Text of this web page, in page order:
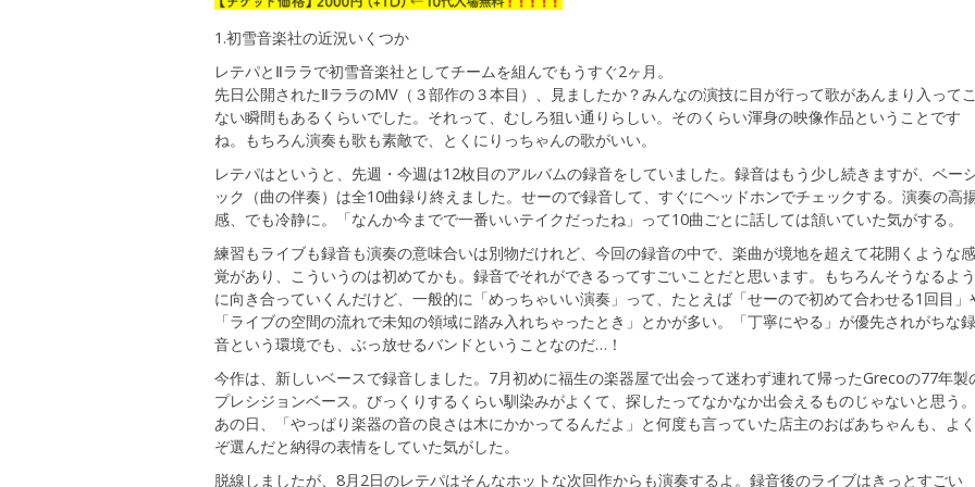
1.初雪音楽社の近況いくつか
レテパとⅡララで初雪音楽社としてチームを組んでもうすぐ2ヶ月。
先日公開されたⅡララのMV（３部作の３本目）、見ましたか？みんなの演技に目が行って歌があんまり入ってこ
ない瞬間もあるくらいでした。それって、むしろ狙い通りらしい。そのくらい渾身の映像作品ということです
ね。もちろん演奏も歌も素敵で、とくにりっちゃんの歌がいい。
レテパはというと、先週・今週は12枚目のアルバムの録音をしていました。録音はもう少し続きますが、ベー
ック（曲の伴奏）は全10曲録り終えました。せーので録音して、すぐにヘッドホンでチェックする。演奏の高
感、でも冷静に。「なんか今までで一番いいテイクだったね」って10曲ごとに話しては頷いていた気がする。
練習もライブも録音も演奏の意味合いは別物だけれど、今回の録音の中で、楽曲が境地を超えて花開くような感
覚があり、こういうのは初めてかも。録音でそれができるってすごいことだと思います。もちろんそうなるよう
に向き合っていくんだけど、一般的に「めっちゃいい演奏」って、たとえば「せーので初めて合わせる1回目」
「ライブの空間の流れで未知の領域に踏み入れちゃったとき」とかが多い。「丁寧にやる」が優先されがちな録
音という環境でも、ぶっ放せるバンドということなのだ…！
今作は、新しいベースで録音しました。7月初めに福生の楽器屋で出会って迷わず連れて帰ったGrecoの77年製
プレシジョンベース。びっくりするくらい馴染みがよくて、探したってなかなか出会えるものじゃないと思う。
あの日、「やっぱり楽器の音の良さは木にかかってるんだよ」と何度も言っていた店主のおばあちゃんも、よく
ぞ選んだと納得の表情をしていた気がした。
脱線しましたが、8月2日のレテパはそんなホットな次回作からも演奏するよ。録音後のライブはきっとすごい